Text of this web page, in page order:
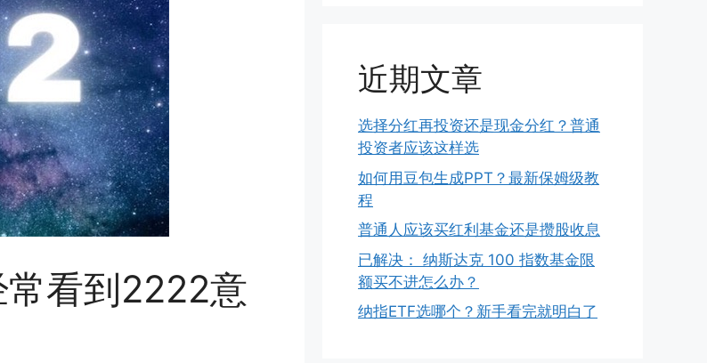
看到2222意
近期文章
选择分红再投资还是现金分红？普通
投资者应该这样选
如何用豆包生成PPT？最新保姆级教
程
普通人应该买红利基金还是攒股收息
已解决： 纳斯达克 100 指数基金限
额买不进怎么办？
纳指ETF选哪个？新手看完就明白了